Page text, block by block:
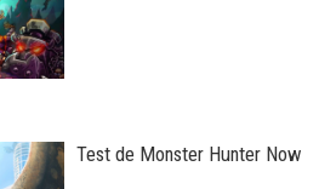
Test de Monster Hunter Now